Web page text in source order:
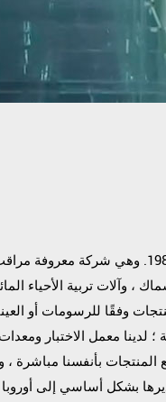
، وآلات تربية الأحياء
وفقًا للرسومات أو
معمل الاختبار ومعدات
المنتجات بأنفسنا مباشرة